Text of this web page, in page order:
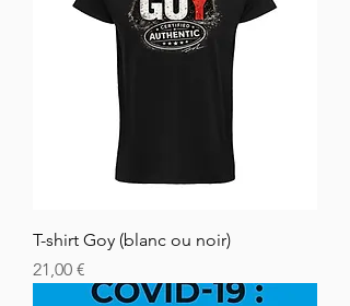
T-shirt Goy (blanc ou noir)
Prix
21,00 €